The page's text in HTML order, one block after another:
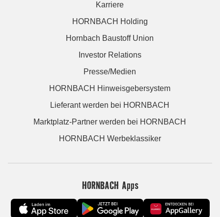
Karriere
HORNBACH Holding
Hornbach Baustoff Union
Investor Relations
Presse/Medien
HORNBACH Hinweisgebersystem
Lieferant werden bei HORNBACH
Marktplatz-Partner werden bei HORNBACH
HORNBACH Werbeklassiker
HORNBACH Apps